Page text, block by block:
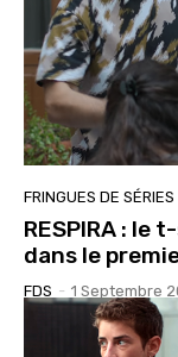
FRINGUES DE SÉRIES
RESPIRA : le
dans le
FDS - 1 Septembre